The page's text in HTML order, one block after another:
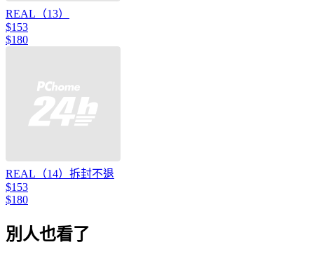
REAL（13）
$153
$180
REAL（14）拆封不退
$153
$180
別人也看了